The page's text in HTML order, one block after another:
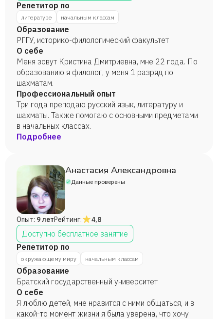
Репетитор по
литературе начальным классам
Образование
РГГУ, историко-филологический факультет
О себе
Меня зовут Кристина Дмитриевна, мне 22 года. По
образованию я филолог, у меня 1 разряд по
шахматам.
Профессиональный опыт
Три года преподаю русский язык, литературу и
шахматы. Также помогаю с основными предметами
в начальных классах.
Подробнее
Анастасия Александровна
Данные проверены
Опыт: 9 летРейтинг: 4,8
Доступно бесплатное занятие
Репетитор по
окружающему миру начальным классам
Образование
Братский государственный университет
О себе
Я люблю детей, мне нравится с ними общаться, и в
какой-то момент жизни я была уверена, что хочу